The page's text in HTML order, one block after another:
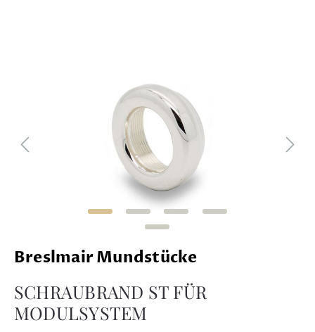
Breslmair Mundstücke
SCHRAUBRAND ST FÜR
MODULSYSTEM